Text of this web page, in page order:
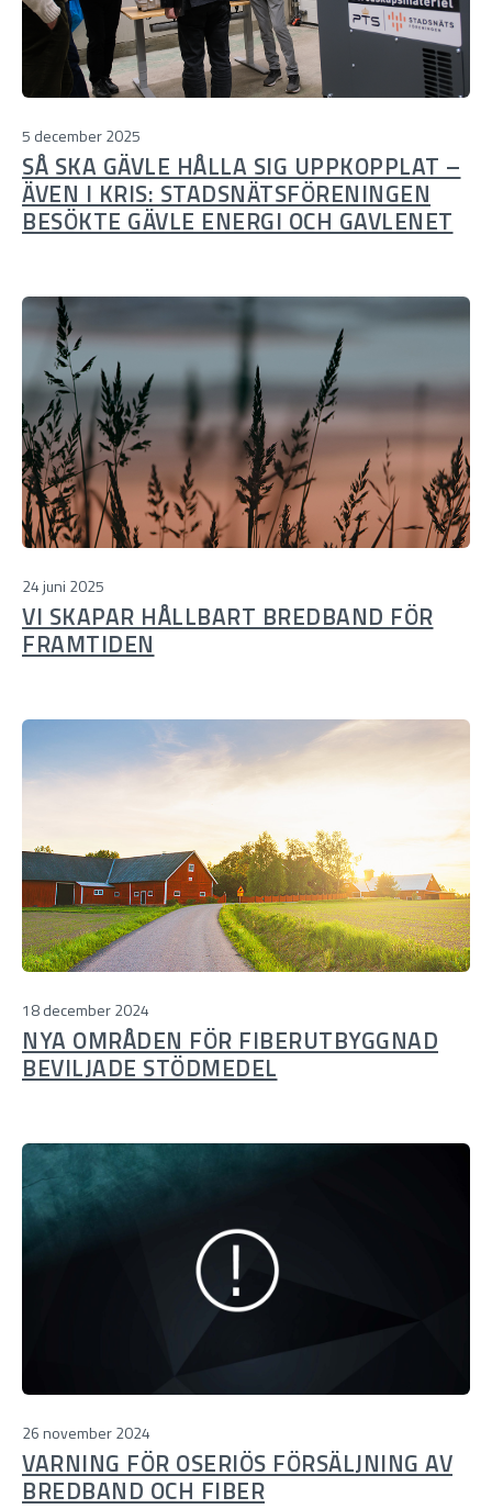
5 december 2025
SÅ SKA GÄVLE HÅLLA SIG UPPKOPPLAT –
ÄVEN I KRIS: STADSNÄTSFÖRENINGEN
BESÖKTE GÄVLE ENERGI OCH GAVLENET
24 juni 2025
VI SKAPAR HÅLLBART BREDBAND FÖR
FRAMTIDEN
18 december 2024
NYA OMRÅDEN FÖR FIBERUTBYGGNAD
BEVILJADE STÖDMEDEL
26 november 2024
VARNING FÖR OSERIÖS FÖRSÄLJNING AV
BREDBAND OCH FIBER